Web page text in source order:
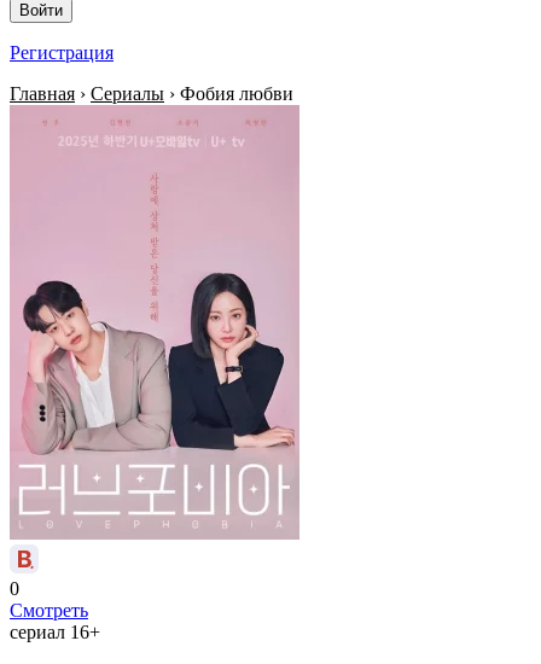
Войти
Регистрация
Главная › Сериалы › Фобия любви
0
Смотреть
сериал 16+